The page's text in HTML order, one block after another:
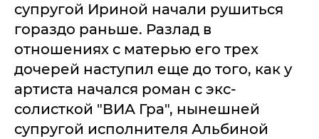
супругой Ириной начали рушиться
гораздо раньше. Разлад в
отношениях с матерью его трех
дочерей наступил еще до того, как у
артиста начался роман с экс-
солисткой "ВИА Гра", нынешней
супругой исполнителя Альбиной